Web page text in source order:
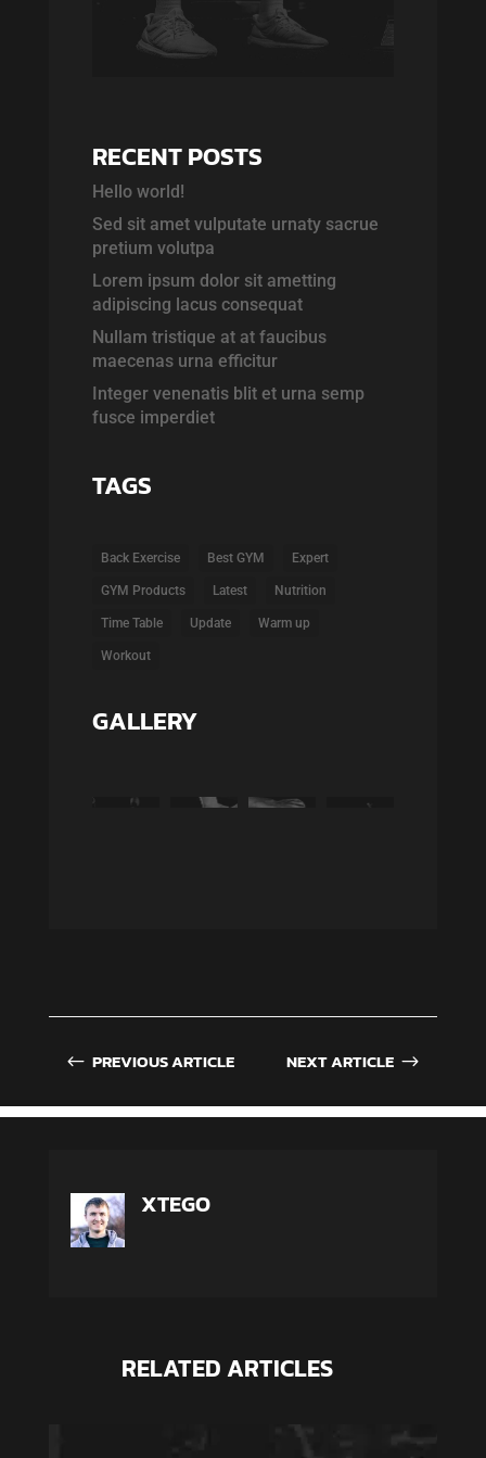
RECENT POSTS
Hello world!
Sed sit amet vulputate urnaty sacrue
pretium volutpa
Lorem ipsum dolor sit ametting
adipiscing lacus consequat
Nullam tristique at at faucibus
maecenas urna efficitur
Integer venenatis blit et urna semp
fusce imperdiet
TAGS
Back Exercise Best GYM Expert
GYM Products Latest Nutrition
Time Table Update Warm up
Workout
GALLERY
# PREVIOUS ARTICLE NEXT ARTICLE $
XTEGO
RELATED ARTICLES